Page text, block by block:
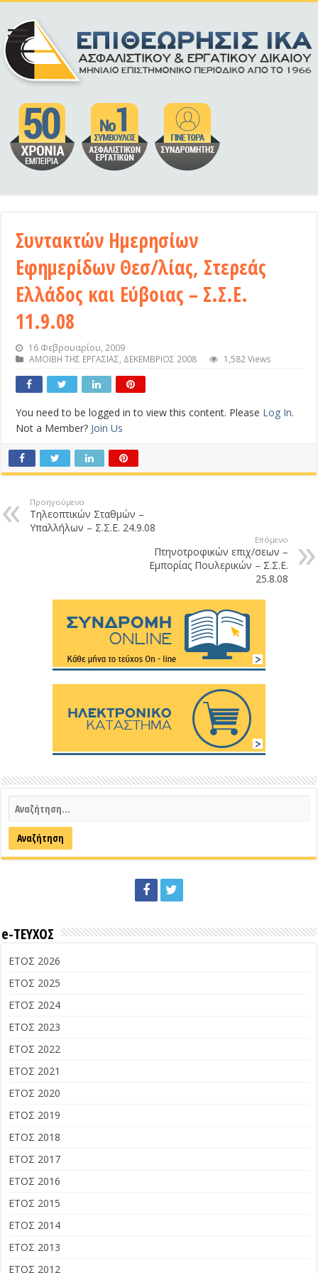
Συντακτών Ημερησίων
Εφημερίδων Θεσ/λίας, Στερεάς
Ελλάδος και Εύβοιας – Σ.Σ.Ε.
11.9.08
16 Φεβρουαρίου, 2009
ΑΜΟΙΒΗ ΤΗΣ ΕΡΓΑΣΙΑΣ, ΔΕΚΕΜΒΡΙΟΣ 2008 1,582 Views
You need to be logged in to view this content. Please Log In.
Not a Member? Join Us
Προηγούμενο
Τηλεοπτικών Σταθμών –
Υπαλλήλων – Σ.Σ.Ε. 24.9.08
Επόμενο
Πτηνοτροφικών επιχ/σεων –
Εμπορίας Πουλερικών – Σ.Σ.Ε.
25.8.08
e-ΤΕΥΧΟΣ
ΕΤΟΣ 2026
ΕΤΟΣ 2025
ΕΤΟΣ 2024
ΕΤΟΣ 2023
ΕΤΟΣ 2022
ΕΤΟΣ 2021
ΕΤΟΣ 2020
ΕΤΟΣ 2019
ΕΤΟΣ 2018
ΕΤΟΣ 2017
ΕΤΟΣ 2016
ΕΤΟΣ 2015
ΕΤΟΣ 2014
ΕΤΟΣ 2013
ΕΤΟΣ 2012